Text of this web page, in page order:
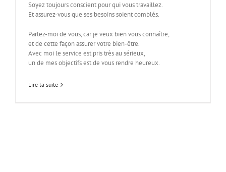
Soyez toujours conscient pour qui vous travaillez.
Et assurez-vous que ses besoins soient comblés.
Parlez-moi de vous, car je veux bien vous connaître,
et de cette façon assurer votre bien-être.
Avec moi le service est pris très au sérieux,
un de mes objectifs est de vous rendre heureux.
Lire la suite